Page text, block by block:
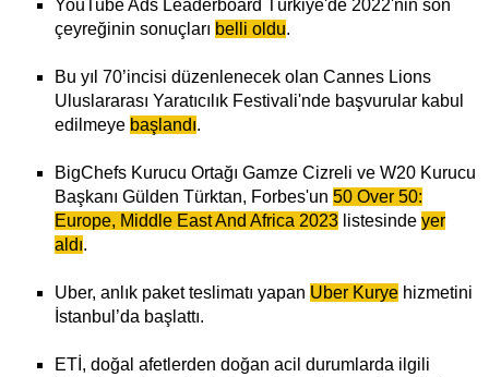
YouTube Ads Leaderboard Türkiye'de 2022'nin son
çeyreğinin sonuçları belli oldu.
Bu yıl 70’incisi düzenlenecek olan Cannes Lions
Uluslararası Yaratıcılık Festivali'nde başvurular kabul
edilmeye başlandı.
BigChefs Kurucu Ortağı Gamze Cizreli ve W20 Kurucu
Başkanı Gülden Türktan, Forbes'un 50 Over 50:
Europe, Middle East And Africa 2023 listesinde yer
aldı.
Uber, anlık paket teslimatı yapan Uber Kurye hizmetini
İstanbul’da başlattı.
ETİ, doğal afetlerden doğan acil durumlarda ilgili